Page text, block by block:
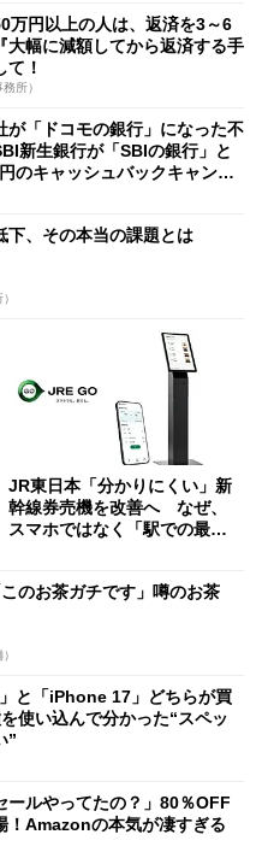
万円以上の人は、返済を3～6
大幅に減額してから返済する手
て！
所）
が「ドコモの銀行」になった不
新生銀行が「SBIの銀行」と
のキャッシュバックキャンペ
下、その本当の課題とは
JR東日本「分かりにくい」新
幹線券売機を改善へ なぜ、
スマホではなく「駅での最短
のお茶ガチです」噂のお茶
と「iPhone 17」どちらが買
使い込んで分かった“スペッ
”
ールやってたの？」80％OFF
！Amazonの本気が凄すぎる